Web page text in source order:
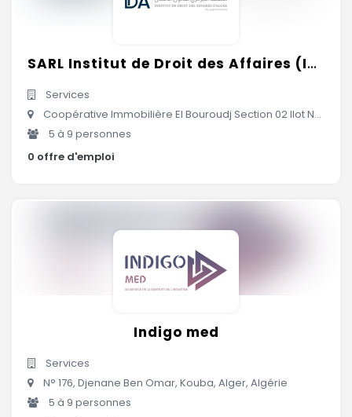
SARL Institut de Droit des Affaires (IDA)
Services
Coopérative Immobilière El Bouroudj Section 02 Ilot N°428-Ain Allah -Dely Ibrahim-, Alger, Algérie
5 à 9 personnes
0 offre d'emploi
Indigo med
Services
N° 176, Djenane Ben Omar, Kouba, Alger, Algérie
5 à 9 personnes